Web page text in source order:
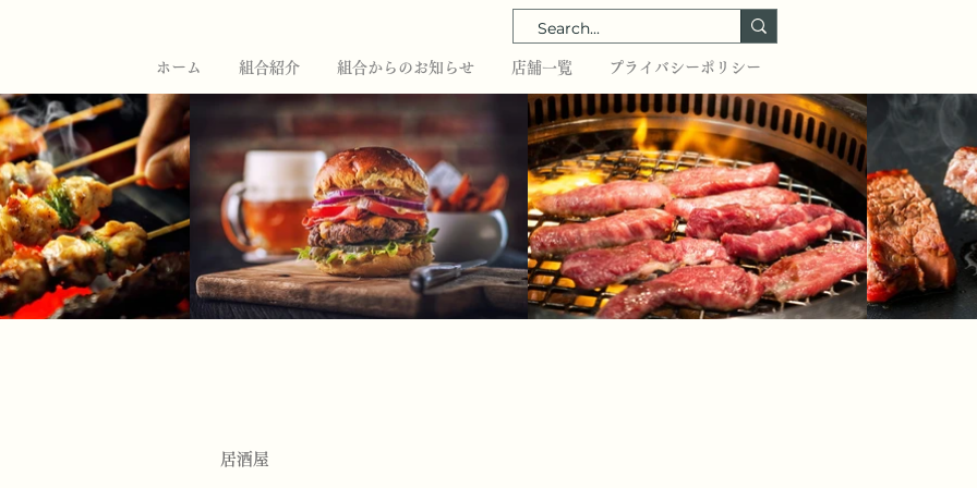
ホーム 組合紹介 組合からのお知らせ 店舗一覧 プライバシーポリシー
居酒屋